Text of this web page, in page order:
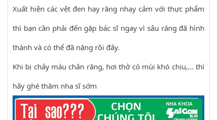
Xuất hiện các vệt đen hay răng nhạy cảm với thực phẩm
thì bạn cần phải đến gặp bác sĩ ngay vì sâu răng đã hình
thành và có thể đã nặng rồi đấy.
Khi bị chảy máu chân răng, hơi thở có mùi khó chịu,… thì
hãy ghé thăm nha sĩ sớm